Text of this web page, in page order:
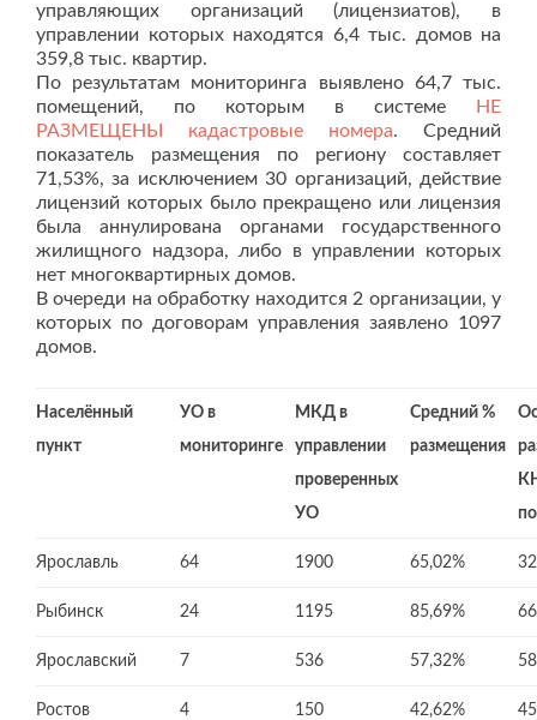
управляющих организаций (лицензиатов), в
управлении которых находятся 6,4 тыс. домов на
359,8 тыс. квартир.
По результатам мониторинга выявлено 64,7 тыс.
помещений, по которым в системе
НЕ
РАЗМЕЩЕНЫ кадастровые номера. Средний
показатель размещения по региону составляет
71,53%, за исключением 30 организаций, действие
лицензий которых было прекращено или лицензия
была аннулирована органами государственного
жилищного надзора, либо в управлении которых
нет многоквартирных домов.
В очереди на обработку находится 2 организации, у
которых по договорам управления заявлено 1097
домов.
Населённый
пункт
УО в
мониторинге
МКД в
управлении
проверенных
УО
Средний %
размещения
Ярославль 64 1900 65,02%
Рыбинск 24 1195 85,69%
Ярославский 7 536 57,32%
Ростов 4 150 42,62%